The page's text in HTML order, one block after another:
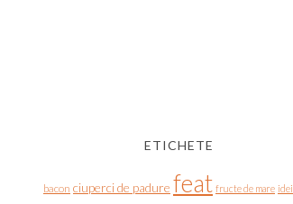
ETICHETE
bacon ciuperci de padure feat fructe de mare idei